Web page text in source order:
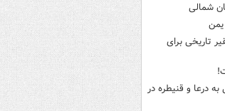
شمالی
یمن
تاریخی برای
به درعا و قنیطره در